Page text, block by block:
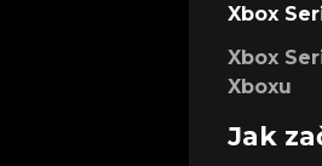
Xbox
Xbox
Xboxu
Jak